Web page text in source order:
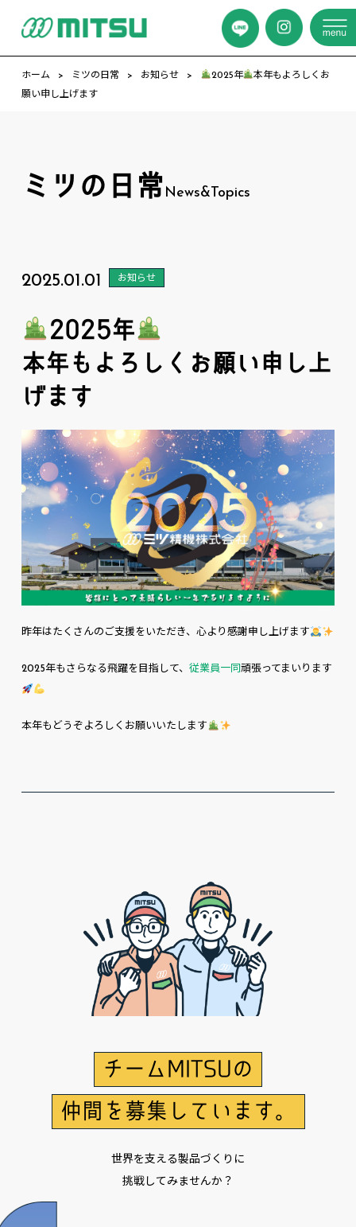
ホーム ミツの日常 お知らせ 2025年
本年もよろしくお
願い申し上げます
ミツの日常News&Topics
2025.01.01 お知らせ
2025年
本年もよろしくお願い申し上
げます
昨年はたくさんのご支援をいただき、心より感謝申し上げます
2025年もさらなる飛躍を目指して、 従業員一同頑張ってまいります
本年もどうぞよろしくお願いいたします
チームMITSUの
仲間を募集しています。
世界を支える製品づくりに
挑戦してみませんか？